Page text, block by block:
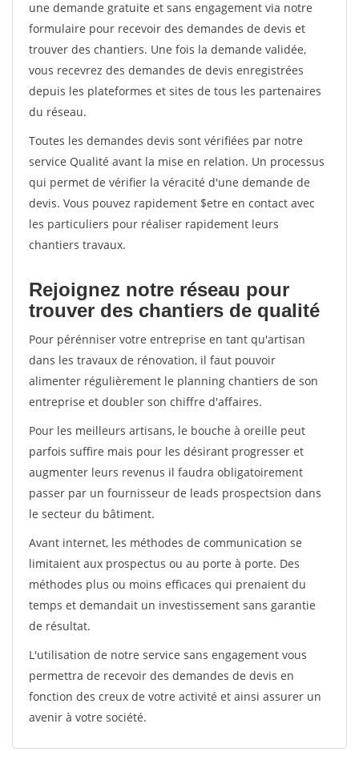
une demande gratuite et sans engagement via notre
formulaire pour recevoir des demandes de devis et
trouver des chantiers. Une fois la demande validée,
vous recevrez des demandes de devis enregistrées
depuis les plateformes et sites de tous les partenaires
du réseau.
Toutes les demandes devis sont vérifiées par notre
service Qualité avant la mise en relation. Un processus
qui permet de vérifier la véracité d'une demande de
devis. Vous pouvez rapidement $etre en contact avec
les particuliers pour réaliser rapidement leurs
chantiers travaux.
Rejoignez notre réseau pour
trouver des chantiers de qualité
Pour pérénniser votre entreprise en tant qu'artisan
dans les travaux de rénovation, il faut pouvoir
alimenter régulièrement le planning chantiers de son
entreprise et doubler son chiffre d'affaires.
Pour les meilleurs artisans, le bouche à oreille peut
parfois suffire mais pour les désirant progresser et
augmenter leurs revenus il faudra obligatoirement
passer par un fournisseur de leads prospectsion dans
le secteur du bâtiment.
Avant internet, les méthodes de communication se
limitaient aux prospectus ou au porte à porte. Des
méthodes plus ou moins efficaces qui prenaient du
temps et demandait un investissement sans garantie
de résultat.
L'utilisation de notre service sans engagement vous
permettra de recevoir des demandes de devis en
fonction des creux de votre activité et ainsi assurer un
avenir à votre société.